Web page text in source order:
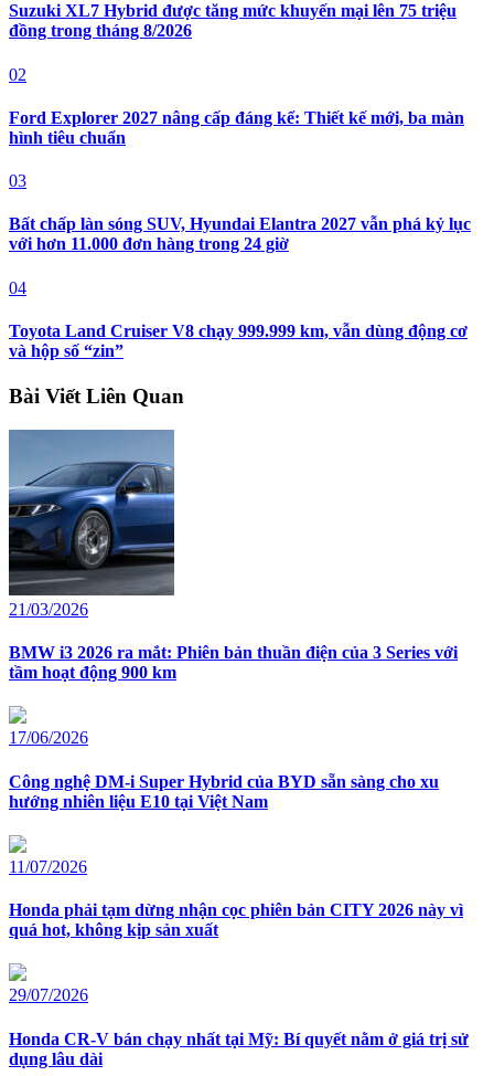
Suzuki XL7 Hybrid được tăng mức khuyến mại lên 75 triệu
đồng trong tháng 8/2026
02
Ford Explorer 2027 nâng cấp đáng kể: Thiết kế mới, ba màn
hình tiêu chuẩn
03
Bất chấp làn sóng SUV, Hyundai Elantra 2027 vẫn phá kỷ lục
với hơn 11.000 đơn hàng trong 24 giờ
04
Toyota Land Cruiser V8 chạy 999.999 km, vẫn dùng động cơ
và hộp số “zin”
Bài Viết Liên Quan
21/03/2026
BMW i3 2026 ra mắt: Phiên bản thuần điện của 3 Series với
tầm hoạt động 900 km
17/06/2026
Công nghệ DM-i Super Hybrid của BYD sẵn sàng cho xu
hướng nhiên liệu E10 tại Việt Nam
11/07/2026
Honda phải tạm dừng nhận cọc phiên bản CITY 2026 này vì
quá hot, không kịp sản xuất
29/07/2026
Honda CR-V bán chạy nhất tại Mỹ: Bí quyết nằm ở giá trị sử
dụng lâu dài